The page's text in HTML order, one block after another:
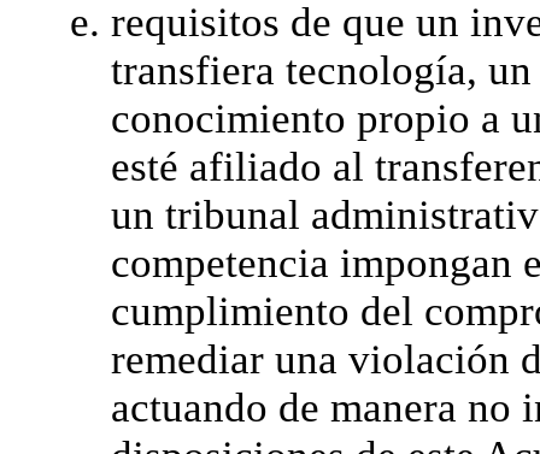
requisitos de que un
transfiera tecnología,
conocimiento propio a
esté afiliado al
un tribunal
competencia impongan
cumplimiento del
remediar una violación
actuando de manera no